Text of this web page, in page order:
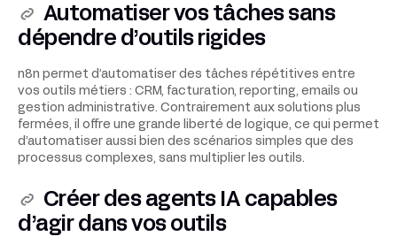
Automatiser vos tâches sans
dépendre d’outils rigides
n8n permet d’automatiser des tâches répétitives entre
vos outils métiers : CRM, facturation, reporting, emails ou
gestion administrative. Contrairement aux solutions plus
fermées, il offre une grande liberté de logique, ce qui permet
d’automatiser aussi bien des scénarios simples que des
processus complexes, sans multiplier les outils.
Créer des agents IA capables
d’agir dans vos outils